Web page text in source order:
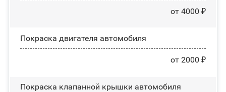
от 4000 ₽
Покраска двигателя автомобиля
от 2000 ₽
Покраска клапанной крышки автомобиля